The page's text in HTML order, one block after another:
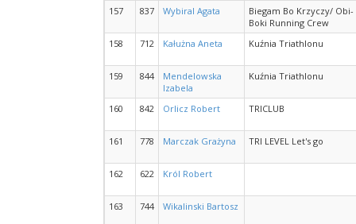
157 837 Wybiral Agata
Biegam Bo Krzyczy/ Obi-
Boki Running Crew
158
712 Kałużna Aneta Kuźnia Triathlonu
159 844
Mendelowska
Izabela
Kuźnia Triathlonu
160 842 Orlicz Robert TRICLUB
161 778 Marczak Grażyna TRI LEVEL Let's go
162 622 Król Robert
163 744 Wikalinski Bartosz